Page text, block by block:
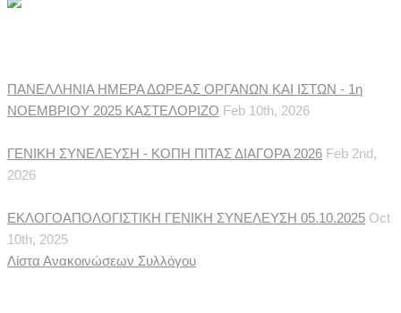
ΠΑΝΕΛΛΗΝΙΑ ΗΜΕΡΑ ΔΩΡΕΑΣ ΟΡΓΑΝΩΝ ΚΑΙ ΙΣΤΩΝ - 1η
ΝΟΕΜΒΡΙΟΥ 2025 ΚΑΣΤΕΛΟΡΙΖΟ Feb 10th, 2026
ΓΕΝΙΚΗ ΣΥΝΕΛΕΥΣΗ - ΚΟΠΗ ΠΙΤΑΣ ΔΙΑΓΟΡΑ 2026 Feb 2nd,
2026
ΕΚΛΟΓΟΑΠΟΛΟΓΙΣΤΙΚΗ ΓΕΝΙΚΗ ΣΥΝΕΛΕΥΣΗ 05.10.2025 Oct
10th, 2025
Λίστα Ανακοινώσεων Συλλόγου